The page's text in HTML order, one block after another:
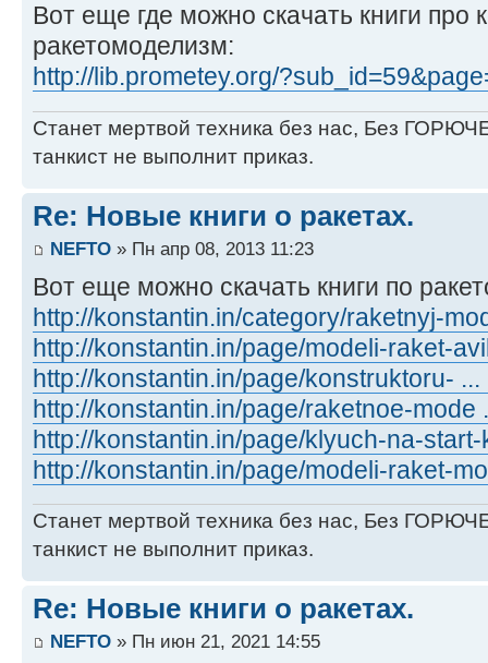
Вот еще где можно скачать книги про
ракетомоделизм:
http://lib.prometey.org/
Станет мертвой техника без нас, Без
танкист не выполнит приказ.
Re: Новые книги о ракетах.
NEFTO » Пн апр 08, 2013 11:23
Вот еще можно скачать книги по
http://konstantin.in/category/raketnyj-
http://konstantin.in/page/modeli-raket-
http://konstantin.in/page/konstruktoru-
http://konstantin.in/page/raketnoe-mode
http://konstantin.in/page/klyuch-na-
http://konstantin.in/page/modeli-raket-
Станет мертвой техника без нас, Без
танкист не выполнит приказ.
Re: Новые книги о ракетах.
NEFTO » Пн июн 21, 2021 14:55